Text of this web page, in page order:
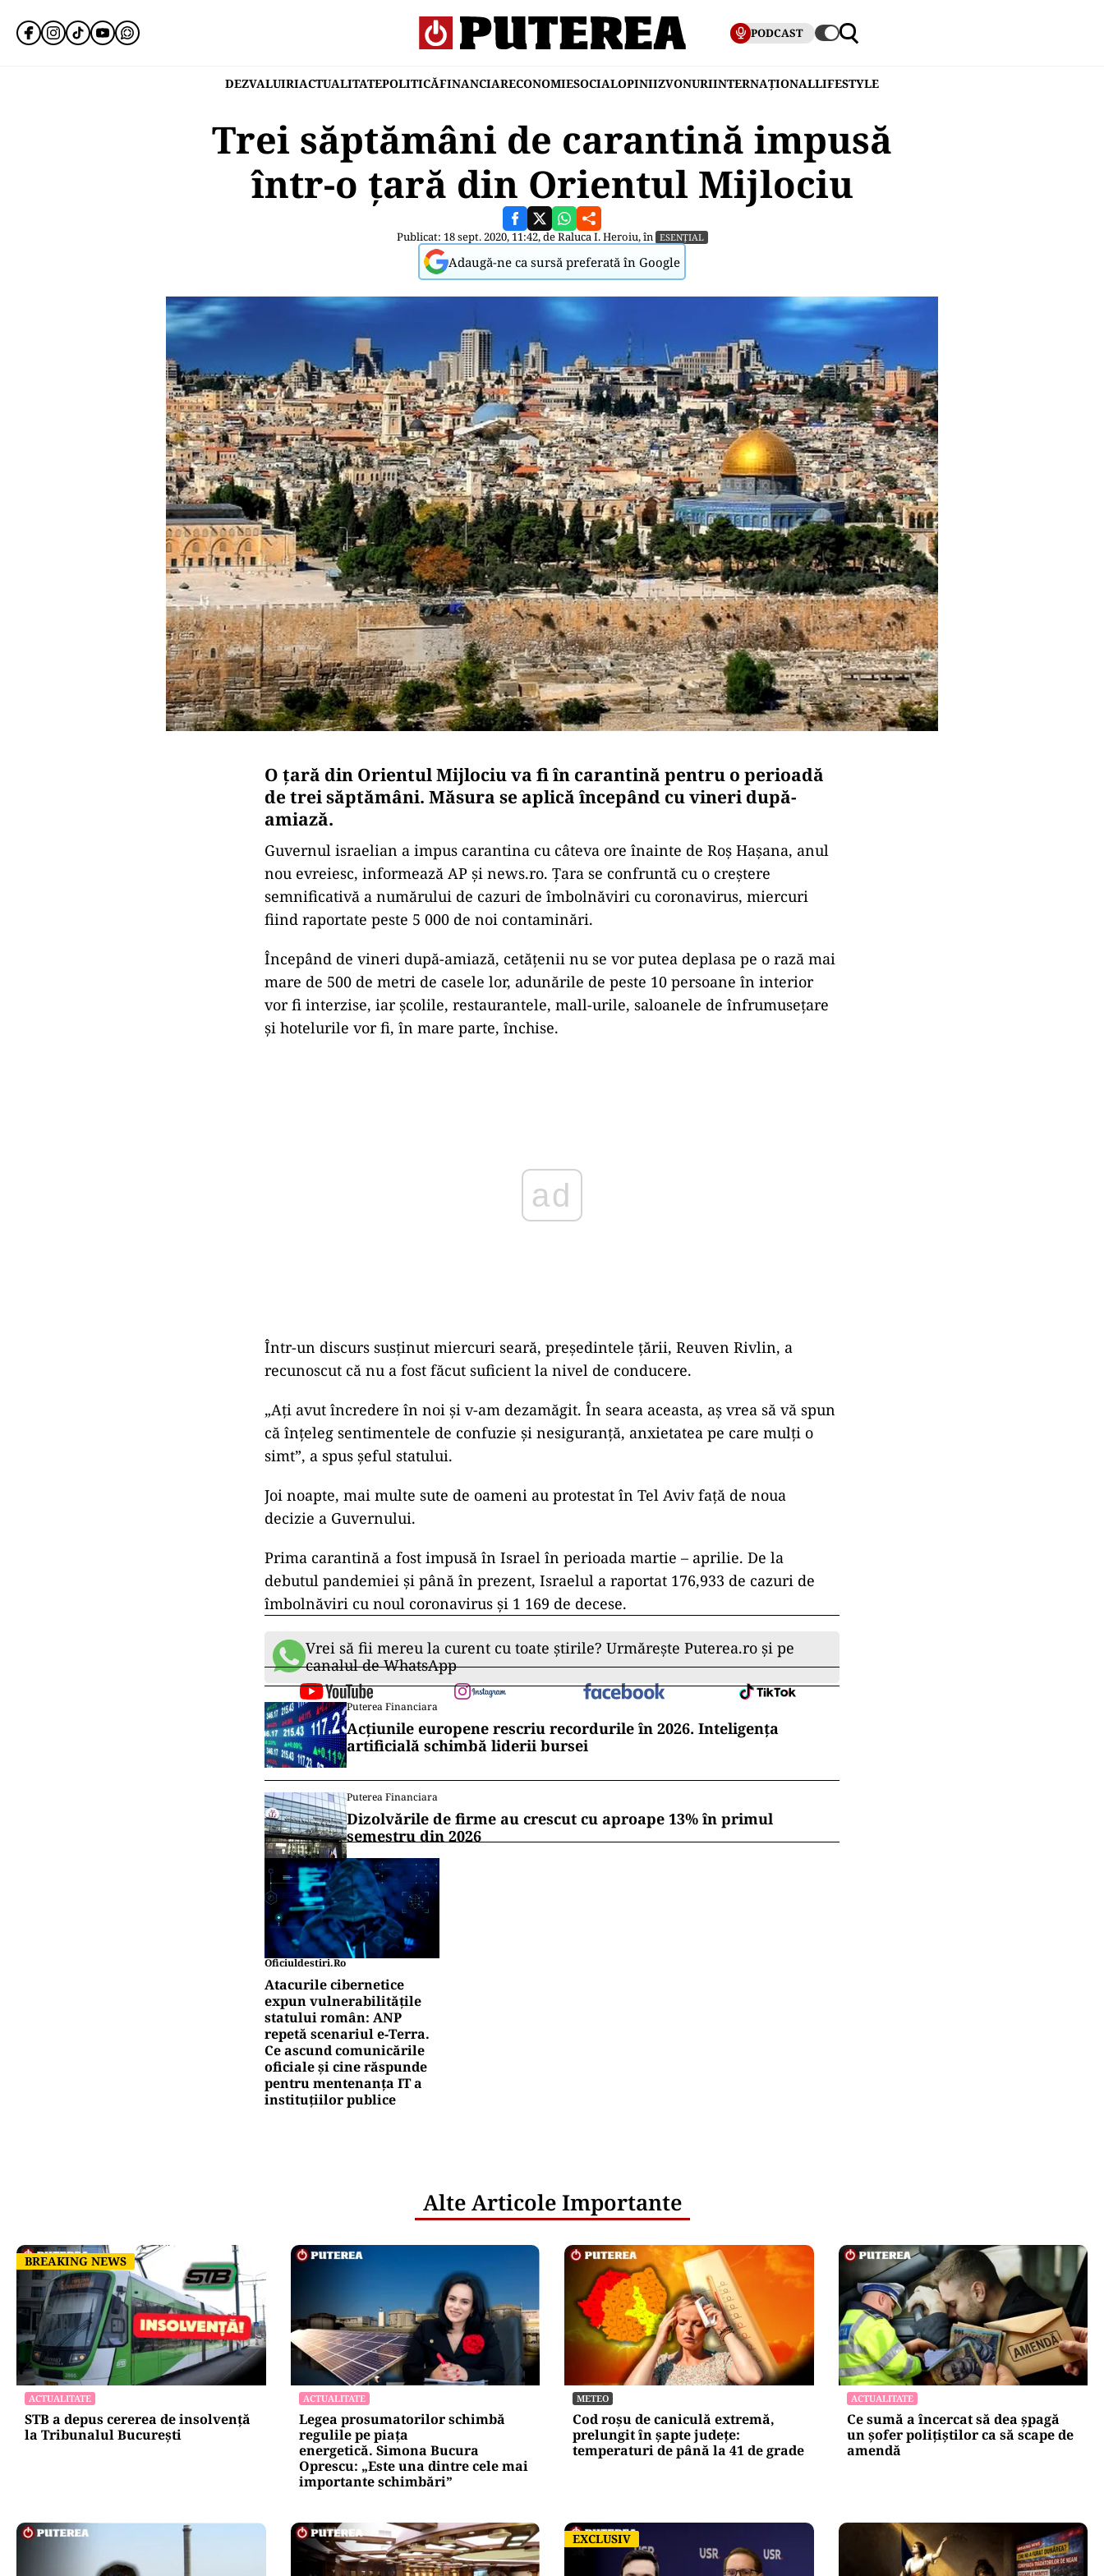
PODCAST
DEZVALUIRIACTUALITATEPOLITICĂFINANCIARECONOMIESOCIALOPINIIZVONURIINTERNAȚIONALLIFESTYLE
Trei săptămâni de carantină impusă
într-o țară din Orientul Mijlociu
Publicat: 18 sept. 2020, 11:42, deRaluca I. Heroiu, în ESENȚIAL
Adaugă-ne ca sursă preferată în Google
O țară din Orientul Mijlociu va fi în carantină pentru o perioadă
de trei săptămâni. Măsura se aplică începând cu vineri după-
amiază.
Guvernul israelian a impus carantina cu câteva ore înainte de Roş Haşana, anul
nou evreiesc, informează AP și news.ro. Țara se confruntă cu o creștere
semnificativă a numărului de cazuri de îmbolnăviri cu coronavirus, miercuri
fiind raportate peste 5 000 de noi contaminări.
Începând de vineri după-amiază, cetățenii nu se vor putea deplasa pe o rază mai
mare de 500 de metri de casele lor, adunările de peste 10 persoane în interior
vor fi interzise, iar şcolile, restaurantele, mall-urile, saloanele de înfrumuseţare
şi hotelurile vor fi, în mare parte, închise.
Într-un discurs susţinut miercuri seară, preşedintele ţării, Reuven Rivlin, a
recunoscut că nu a fost făcut suficient la nivel de conducere.
„Aţi avut încredere în noi şi v-am dezamăgit. În seara aceasta, aş vrea să vă spun
că înţeleg sentimentele de confuzie şi nesiguranţă, anxietatea pe care mulţi o
simt”, a spus șeful statului.
Joi noapte, mai multe sute de oameni au protestat în Tel Aviv faţă de noua
decizie a Guvernului.
Prima carantină a fost impusă în Israel în perioada martie – aprilie. De la
debutul pandemiei și până în prezent, Israelul a raportat 176,933 de cazuri de
îmbolnăviri cu noul coronavirus și 1 169 de decese.
Vrei să fii mereu la curent cu toate știrile? Urmărește Puterea.ro și pe
canalul de WhatsApp
Puterea Financiara
Acțiunile europene rescriu recordurile în 2026. Inteligența
artificială schimbă liderii bursei
Puterea Financiara
Dizolvările de firme au crescut cu aproape 13% în primul
semestru din 2026
Oficiuldestiri.ro
Atacurile cibernetice
expun vulnerabilitățile
statului român: ANP
repetă scenariul e‑Terra.
Ce ascund comunicările
oficiale și cine răspunde
pentru mentenanța IT a
instituțiilor publice
Alte Articole Importante
BREAKING NEWS
BREAKING NEWS
ACTUALITATE
STB a depus cererea de insolvență
la Tribunalul București
ACTUALITATE
Legea prosumatorilor schimbă
regulile pe piața
energetică. Simona Bucura
Oprescu: „Este una dintre cele mai
importante schimbări”
METEO
Cod roșu de caniculă extremă,
prelungit în șapte județe:
temperaturi de până la 41 de grade
ACTUALITATE
Ce sumă a încercat să dea șpagă
un șofer polițiștilor ca să scape de
amendă
EXCLUSIV
EXCLUSIV